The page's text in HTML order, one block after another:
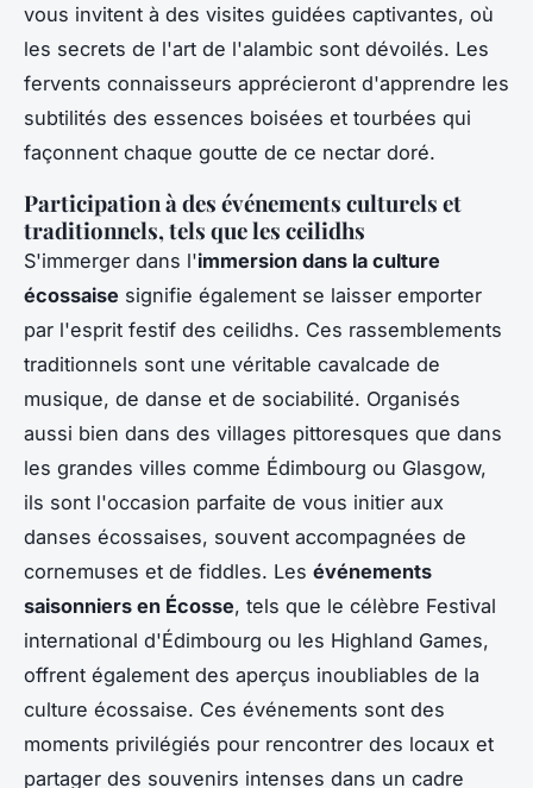
vous invitent à des visites guidées captivantes, où
les secrets de l'art de l'alambic sont dévoilés. Les
fervents connaisseurs apprécieront d'apprendre les
subtilités des essences boisées et tourbées qui
façonnent chaque goutte de ce nectar doré.
Participation à des événements culturels et
traditionnels, tels que les ceilidhs
S'immerger dans l'immersion dans la culture
écossaise signifie également se laisser emporter
par l'esprit festif des ceilidhs. Ces rassemblements
traditionnels sont une véritable cavalcade de
musique, de danse et de sociabilité. Organisés
aussi bien dans des villages pittoresques que dans
les grandes villes comme Édimbourg ou Glasgow,
ils sont l'occasion parfaite de vous initier aux
danses écossaises, souvent accompagnées de
cornemuses et de fiddles. Les événements
saisonniers en Écosse, tels que le célèbre Festival
international d'Édimbourg ou les Highland Games,
offrent également des aperçus inoubliables de la
culture écossaise. Ces événements sont des
moments privilégiés pour rencontrer des locaux et
partager des souvenirs intenses dans un cadre